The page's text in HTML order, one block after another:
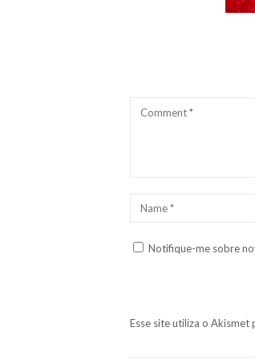
Comment
Name
Notifique-me sobre
Esse site utiliza o Akismet